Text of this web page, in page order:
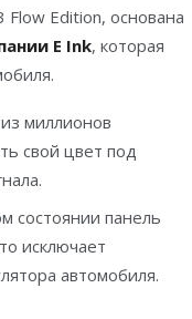
Flow Edition, основана
E Ink, которая
миллионов
свой цвет под
состоянии панель
исключает
автомобиля.